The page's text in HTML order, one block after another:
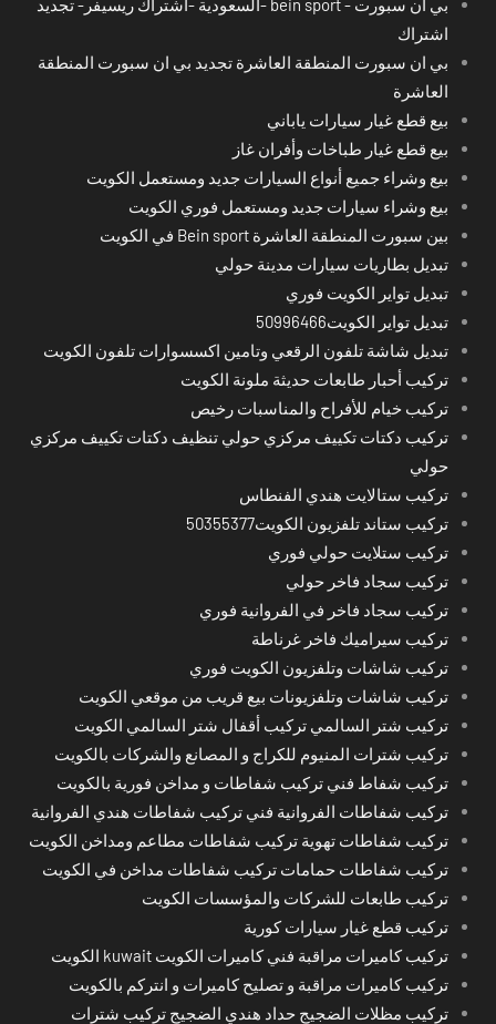
اشتراك
بي ان سبورت المنطقة العاشرة تجديد بي ان سبورت المنطقة
العاشرة
بيع قطع غيار سيارات ياباني
بيع قطع غيار طباخات وأفران غاز
بيع وشراء جميع أنواع السيارات جديد ومستعمل الكويت
بيع وشراء سيارات جديد ومستعمل فوري الكويت
بين سبورت المنطقة العاشرة Bein sport في الكويت
تبديل بطاريات سيارات مدينة حولي
تبديل تواير الكويت فوري
تبديل تواير الكويت50996466
تبديل شاشة تلفون الرقعي وتامين اكسسوارات تلفون الكويت
تركيب أحبار طابعات حديثة ملونة الكويت
تركيب خيام للأفراح والمناسبات رخيص
تركيب دكتات تكييف مركزي حولي تنظيف دكتات تكييف مركزي
حولي
تركيب ستالايت هندي الفنطاس
تركيب ستاند تلفزيون الكويت50355377
تركيب ستلايت حولي فوري
تركيب سجاد فاخر حولي
تركيب سجاد فاخر في الفروانية فوري
تركيب سيراميك فاخر غرناطة
تركيب شاشات وتلفزيون الكويت فوري
تركيب شاشات وتلفزيونات بيع قريب من موقعي الكويت
تركيب شتر السالمي تركيب أقفال شتر السالمي الكويت
تركيب شترات المنيوم للكراج و المصانع والشركات بالكويت
تركيب شفاط فني تركيب شفاطات و مداخن فورية بالكويت
تركيب شفاطات الفروانية فني تركيب شفاطات هندي الفروانية
تركيب شفاطات تهوية تركيب شفاطات مطاعم ومداخن الكويت
تركيب شفاطات حمامات تركيب شفاطات مداخن في الكويت
تركيب طابعات للشركات والمؤسسات الكويت
تركيب قطع غيار سيارات كورية
تركيب كاميرات مراقبة فني كاميرات الكويت kuwait الكويت
تركيب كاميرات مراقبة و تصليح كاميرات و انتركم بالكويت
تركيب مظلات الضجيج حداد هندي الضجيج تركيب شترات